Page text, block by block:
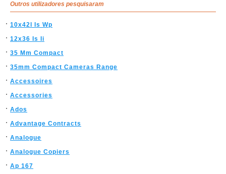
Outros utilizadores pesquisaram
10x42l Is Wp
12x36 Is Ii
35 Mm Compact
35mm Compact Cameras Range
Accessoires
Accessories
Ados
Advantage Contracts
Analogue
Analogue Copiers
Ap 167